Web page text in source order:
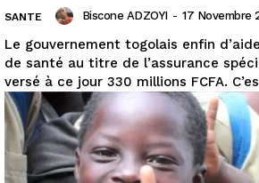
SANTE Biscone ADZOYI - 17 Novembre
Le gouvernement togolais enfin
de santé au titre de l’assurance
versé à ce jour 330 millions FCFA.